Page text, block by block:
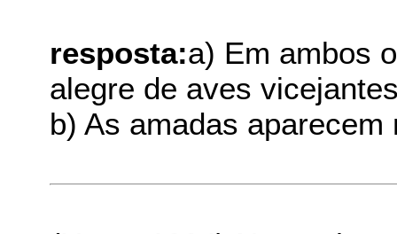
resposta:a) Em ambos
alegre de aves
b) As amadas